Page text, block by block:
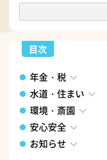
目次
年金・税
水道・住まい
環境・斎園
安心安全
お知らせ